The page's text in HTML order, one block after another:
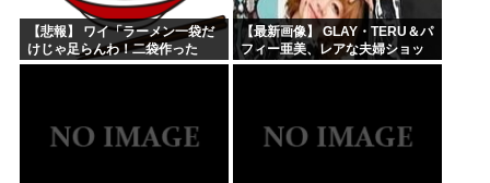
【悲報】 ワイ「ラーメン一袋だ
けじゃ足らんわ！二袋作った
ろ！」→結果ｗｗｗ
【最新画像】 GLAY・TERU＆パ
フィー亜美、レアな夫婦ショッ
トを公開してしまう！